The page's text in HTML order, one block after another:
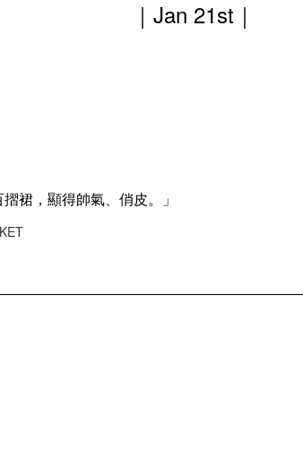
｜Jan 21st ｜
裙，顯得帥氣、俏皮。」